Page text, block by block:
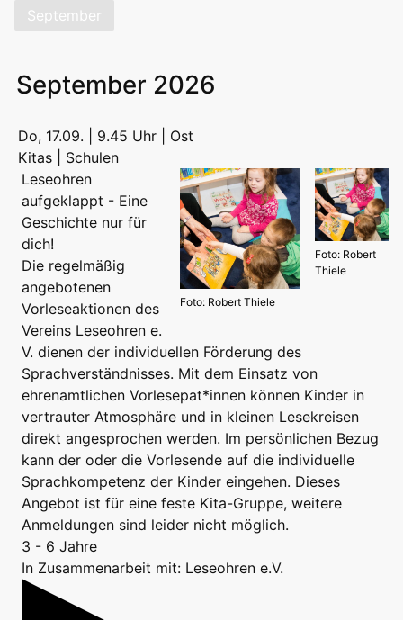
September
September 2026
Do, 17.09. | 9.45 Uhr | Ost
Kitas | Schulen
Foto: Robert
Thiele
Foto: Robert Thiele
Leseohren
aufgeklappt - Eine
Geschichte nur für
dich!
Die regelmäßig
angebotenen
Vorleseaktionen des
Vereins Leseohren e.
V. dienen der individuellen Förderung des
Sprachverständnisses. Mit dem Einsatz von
ehrenamtlichen Vorlesepat*innen können Kinder in
vertrauter Atmosphäre und in kleinen Lesekreisen
direkt angesprochen werden. Im persönlichen Bezug
kann der oder die Vorlesende auf die individuelle
Sprachkompetenz der Kinder eingehen. Dieses
Angebot ist für eine feste Kita-Gruppe, weitere
Anmeldungen sind leider nicht möglich.
3 - 6 Jahre
In Zusammenarbeit mit: Leseohren e.V.